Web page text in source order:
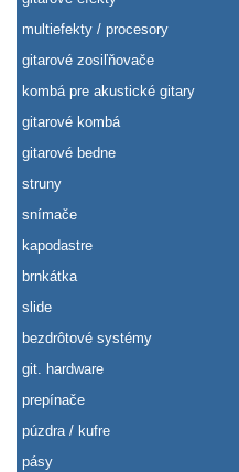
multiefekty / procesory
gitarové zosiľňovače
kombá pre akustické gitary
gitarové kombá
gitarové bedne
struny
snímače
kapodastre
brnkátka
slide
bezdrôtové systémy
git. hardware
prepínače
púzdra / kufre
pásy